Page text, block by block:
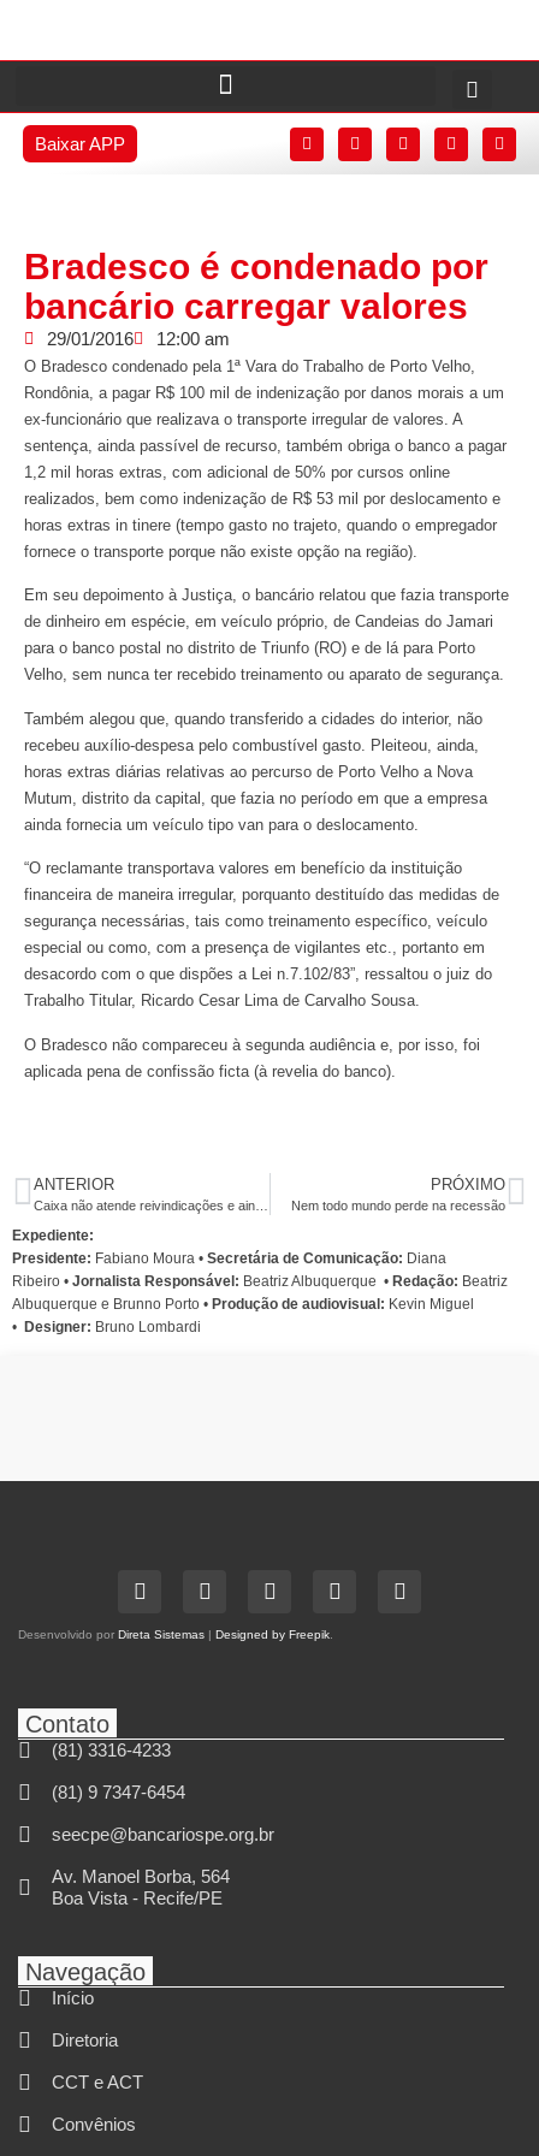
Baixar APP
Bradesco é condenado por
bancário carregar valores
29/01/2016 12:00 am
O Bradesco condenado pela 1ª Vara do Trabalho de Porto Velho,
Rondônia, a pagar R$ 100 mil de indenização por danos morais a um
ex-funcionário que realizava o transporte irregular de valores. A
sentença, ainda passível de recurso, também obriga o banco a pagar
1,2 mil horas extras, com adicional de 50% por cursos online
realizados, bem como indenização de R$ 53 mil por deslocamento e
horas extras in tinere (tempo gasto no trajeto, quando o empregador
fornece o transporte porque não existe opção na região).
Em seu depoimento à Justiça, o bancário relatou que fazia transporte
de dinheiro em espécie, em veículo próprio, de Candeias do Jamari
para o banco postal no distrito de Triunfo (RO) e de lá para Porto
Velho, sem nunca ter recebido treinamento ou aparato de segurança.
Também alegou que, quando transferido a cidades do interior, não
recebeu auxílio-despesa pelo combustível gasto. Pleiteou, ainda,
horas extras diárias relativas ao percurso de Porto Velho a Nova
Mutum, distrito da capital, que fazia no período em que a empresa
ainda fornecia um veículo tipo van para o deslocamento.
“O reclamante transportava valores em benefício da instituição
financeira de maneira irregular, porquanto destituído das medidas de
segurança necessárias, tais como treinamento específico, veículo
especial ou como, com a presença de vigilantes etc., portanto em
desacordo com o que dispões a Lei n.7.102/83”, ressaltou o juiz do
Trabalho Titular, Ricardo Cesar Lima de Carvalho Sousa.
O Bradesco não compareceu à segunda audiência e, por isso, foi
aplicada pena de confissão ficta (à revelia do banco).
ANTERIOR PRÓXIMO
Nem todo mundo perde na recessão
Expediente:
Presidente: Fabiano Moura • Secretária de Comunicação: Diana
Ribeiro • Jornalista Responsável: Beatriz Albuquerque • Redação: Beatriz
Albuquerque e Brunno Porto • Produção de audiovisual: Kevin Miguel
• Designer: Bruno Lombardi
Desenvolvido por Direta Sistemas | Designed by Freepik.
Contato
(81) 3316-4233
(81) 9 7347-6454
seecpe@bancariospe.org.br
Av. Manoel Borba, 564
Boa Vista - Recife/PE
Navegação
Início
Diretoria
CCT e ACT
Convênios